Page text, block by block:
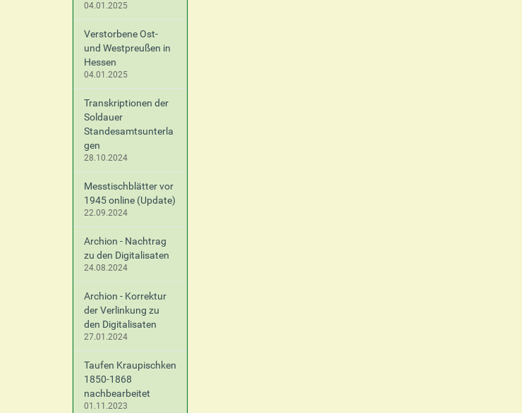
04.01.2025
Verstorbene Ost-
und Westpreußen in
Hessen
04.01.2025
Transkriptionen der
Soldauer
Standesamtsunterla
gen
28.10.2024
Messtischblätter vor
1945 online (Update)
22.09.2024
Archion - Nachtrag
zu den Digitalisaten
24.08.2024
Archion - Korrektur
der Verlinkung zu
den Digitalisaten
27.01.2024
Taufen Kraupischken
1850-1868
nachbearbeitet
01.11.2023